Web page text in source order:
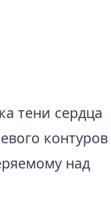
тени сердца
контуров
над